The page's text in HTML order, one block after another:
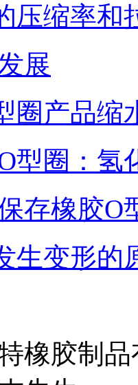
压缩率和
展
圈产品
型圈：
存橡胶O
生变形
橡胶制